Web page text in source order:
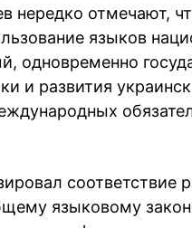
нередко отмечают,
языков
одновременно
и развития
соответствие
языковому